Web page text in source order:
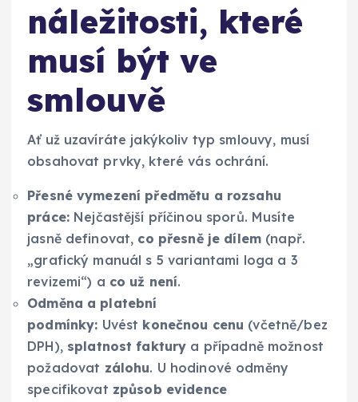
náležitosti, které
musí být ve
smlouvě
Ať už uzavíráte jakýkoliv typ smlouvy, musí
obsahovat prvky, které vás ochrání.
Přesné vymezení předmětu a rozsahu
práce:Nejčastější příčinou sporů. Musíte
jasně definovat, co přesně je dílem (např.
„grafický manuál s 5 variantami loga a 3
revizemi“) a co už není.
Odměna a platební
podmínky: Uvést konečnou cenu (včetně/bez
DPH), splatnost faktury a případně možnost
požadovat zálohu. U hodinové odměny
specifikovat způsob evidence